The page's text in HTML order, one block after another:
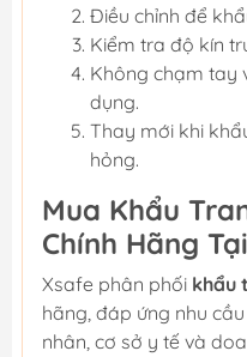
Điều chỉnh để
Kiểm tra độ kín
Không chạm tay
dụng.
Thay mới khi
hỏng.
Mua Khẩu
Chính Hãng
Xsafe phân phối khẩu
hãng, đáp ứng nhu
nhân, cơ sở y tế và